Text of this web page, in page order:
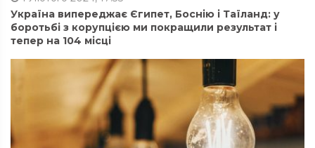
Україна випереджає Єгипет, Боснію і Таїланд: у
боротьбі з корупцією ми покращили результат і
тепер на 104 місці